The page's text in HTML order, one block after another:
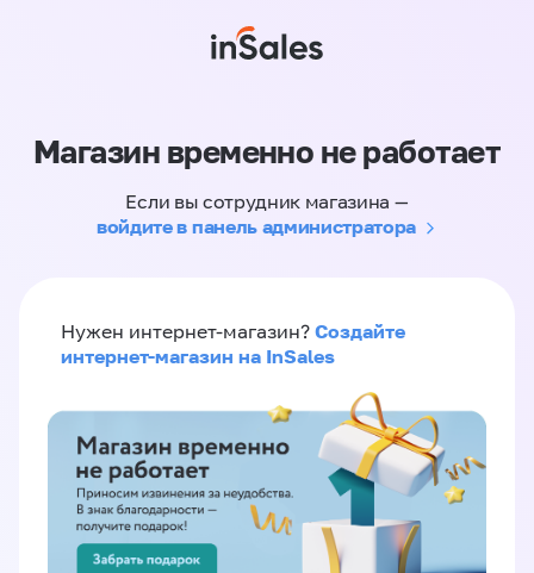
Магазин временно не работает
Если вы сотрудник магазина —
войдите в панель администратора
Нужен интернет-магазин? Создайте
интернет-магазин на InSales